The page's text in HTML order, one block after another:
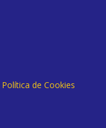
Política de Cookies